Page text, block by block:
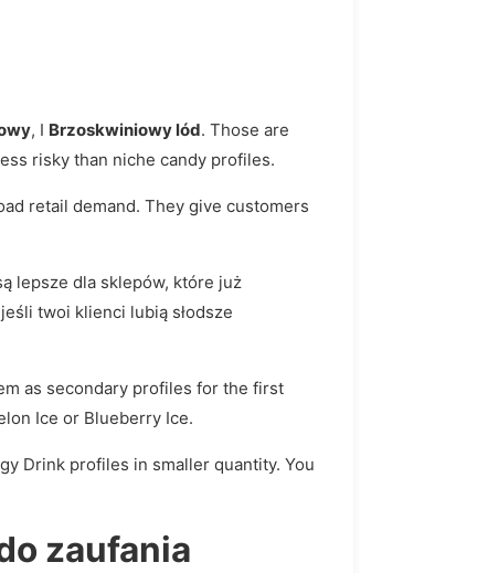
, I Brzoskwiniowy lód. Those are
risky than niche candy profiles.
retail demand. They give customers
lepsze dla sklepów, które już
twoi klienci lubią słodsze
as secondary profiles for the first
Ice or Blueberry Ice.
Drink profiles in smaller quantity. You
zaufania